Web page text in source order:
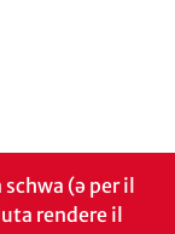
(ə per il
rendere il